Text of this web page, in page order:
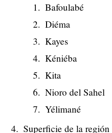
Bafoulabé
Diéma
Kayes
Kéniéba
Kita
Nioro del Sahel
Yélimané
Superficie de la